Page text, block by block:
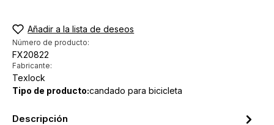
Añadir a la lista de deseos
Número de producto:
FX20822
Fabricante:
Texlock
Tipo de producto:candado para bicicleta
Descripción